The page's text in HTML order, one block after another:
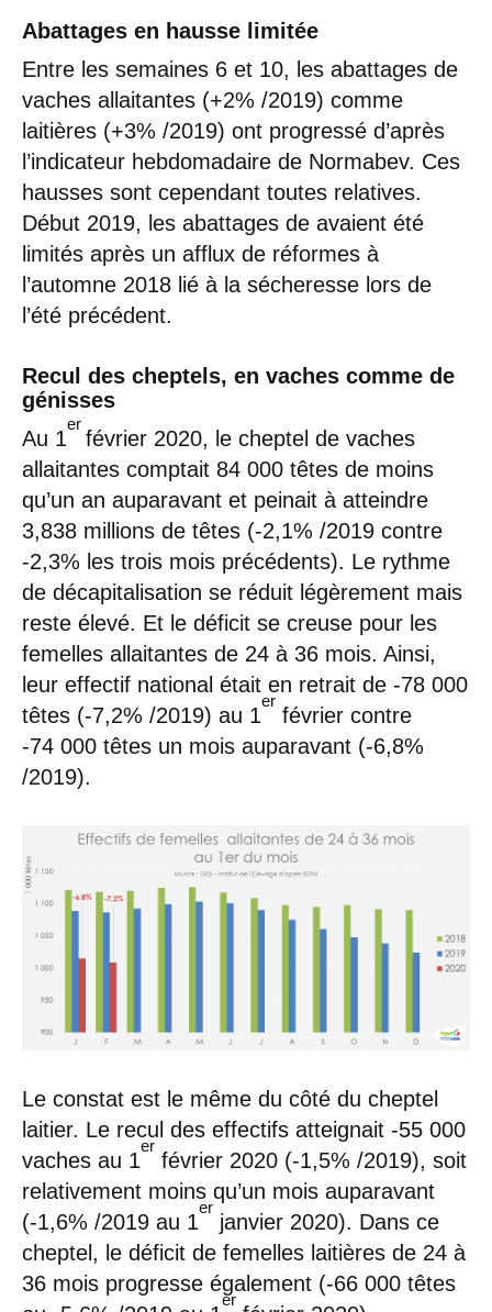
Abattages en hausse limitée
Entre les semaines 6 et 10, les abattages de
vaches allaitantes (+2% /2019) comme
laitières (+3% /2019) ont progressé d’après
l’indicateur hebdomadaire de Normabev. Ces
hausses sont cependant toutes relatives.
Début 2019, les abattages de avaient été
limités après un afflux de réformes à
l’automne 2018 lié à la sécheresse lors de
l’été précédent.
Recul des cheptels, en vaches comme de
génisses
Au 1
er
février 2020, le cheptel de vaches
allaitantes comptait 84 000 têtes de moins
qu’un an auparavant et peinait à atteindre
3,838 millions de têtes (-2,1% /2019 contre
-2,3% les trois mois précédents). Le rythme
de décapitalisation se réduit légèrement mais
reste élevé. Et le déficit se creuse pour les
femelles allaitantes de 24 à 36 mois. Ainsi,
leur effectif national était en retrait de -78 000
têtes (-7,2% /2019) au 1
er
février contre
-74 000 têtes un mois auparavant (-6,8%
/2019).
Le constat est le même du côté du cheptel
laitier. Le recul des effectifs atteignait -55 000
vaches au 1
er
février 2020 (-1,5% /2019), soit
relativement moins qu’un mois auparavant
(-1,6% /2019 au 1
er
janvier 2020). Dans ce
cheptel, le déficit de femelles laitières de 24 à
36 mois progresse également (-66 000 têtes
er